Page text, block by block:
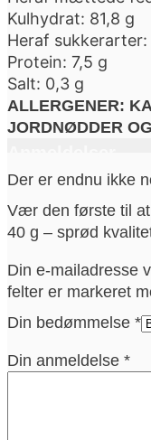
Kulhydrat: 81,8 g
Heraf
Protein: 7,5 g
Salt: 0,3 g
ALLERGENER:
JORDNØDDER
Der er endnu ikke
Vær den første til at
40 g – sprød
Din e-mailadresse
felter er markeret
Din bedømmelse *
Din anmeldelse *